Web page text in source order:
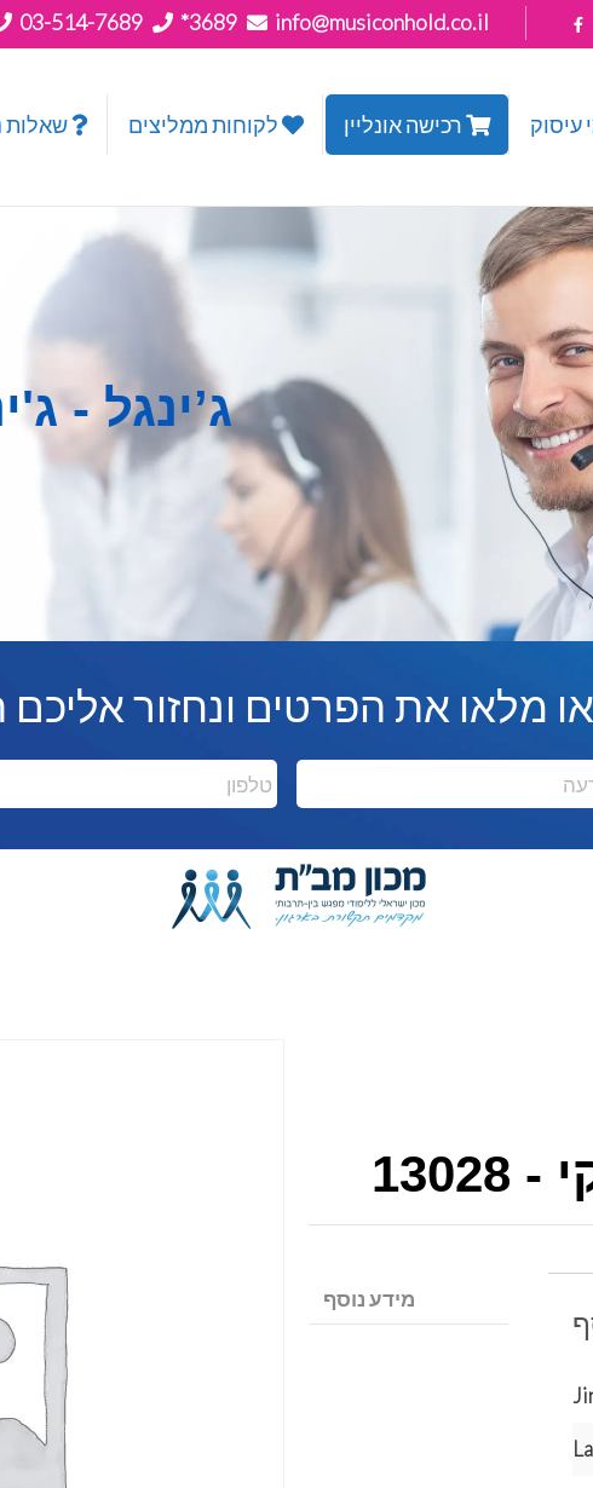
03-514-7689 *3689 info@musiconhold.co.il
ג’ינגל -
או מלאו את הפרטים ונחזור אליכם תוך 15
טלפון
מידע נוסף